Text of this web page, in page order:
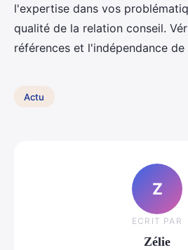
l'expertise dans vos
qualité de la relation conseil.
références et l'indépendance
Actu
Z
ECRIT PAR
Zélie